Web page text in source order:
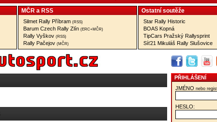
MČR a RSS
Silmet Rally Příbram (RSS)
Barum Czech Rally Zlín (ERC+MČR)
Rally Vyškov (RSS)
Rally Pačejov (MČR)
Ostatní­ soutěže
Star Rally Historic
BOAS Kopná
TipCars Pražský Rallysprint
Síť21 Mikuláš Rally Slušovice
PŘIHLÁŠENÍ
JMÉNO nebo
HESLO: